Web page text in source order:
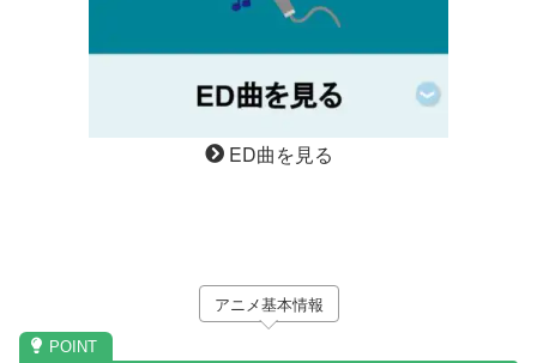
ED曲を見る
アニメ基本情報